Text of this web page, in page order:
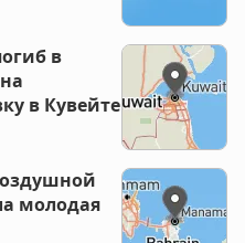
в
в Кувейте
молодая